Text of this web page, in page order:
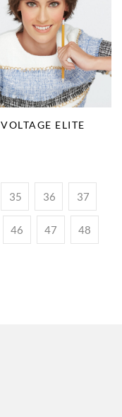
VOLTAGE ELITE
35 36 37
46 47 48